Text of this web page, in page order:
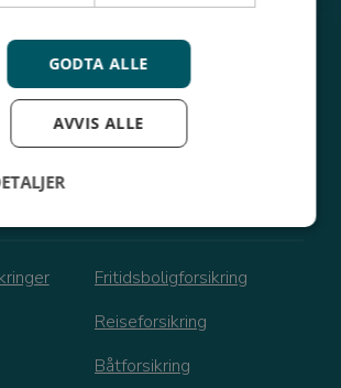
Fritidsboligforsikring
Reiseforsikring
Båtforsikring
Min side
GODTA ALLE
AVVIS ALLE
nødvendig Ytelse
Målretting
på nettstedet, som
og kontoadministrasjon.